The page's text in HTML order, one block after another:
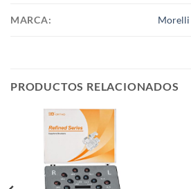
MARCA: Morelli
PRODUCTOS RELACIONADOS